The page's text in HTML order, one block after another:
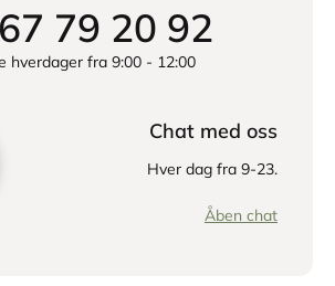
67 79 20 92
hverdager fra 9:00 - 12:00
Chat med oss
Hver dag fra 9-23.
Åben chat